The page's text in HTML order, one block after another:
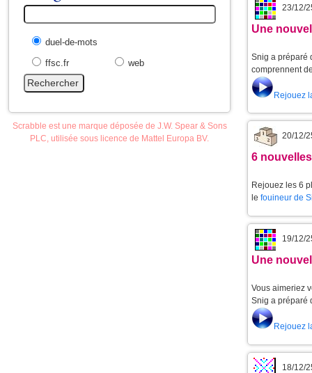
duel-de-mots
ffsc.fr
web
Scrabble est une marque déposée de J.W. Spear & Sons
PLC, utilisée sous licence de Mattel Europa BV.
23/12/
Une
Snig a préparé
comprennent
Rejouez
20/12/
6
Rejouez les 6
le fouineur de
19/12/
Une
Vous aimeriez
Snig a préparé
Rejouez
18/12/